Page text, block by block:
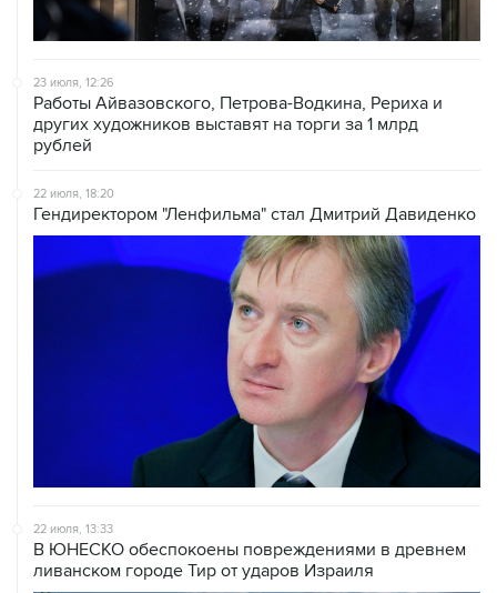
23 июля, 12:26
Работы Айвазовского, Петрова-Водкина, Рериха и
других художников выставят на торги за 1 млрд
рублей
22 июля, 18:20
Гендиректором "Ленфильма" стал Дмитрий Давиденко
22 июля, 13:33
В ЮНЕСКО обеспокоены повреждениями в древнем
ливанском городе Тир от ударов Израиля